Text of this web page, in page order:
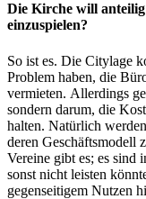
Die Kirche will
einzuspielen?
So ist es. Die Citylage
Problem haben, die
vermieten. Allerdings
sondern darum, die
halten. Natürlich
deren Geschäftsmodell
Vereine gibt es; es sind
sonst nicht leisten
gegenseitigem Nutzen